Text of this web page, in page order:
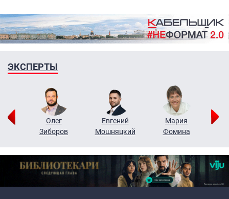
ЭКСПЕРТЫ
Олег
Зиборов
Евгений
Мошняцкий
Мария
Фомина